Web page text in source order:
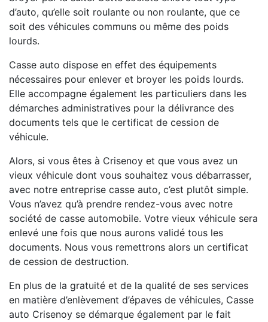
d’auto, qu’elle soit roulante ou non roulante, que ce
soit des véhicules communs ou même des poids
lourds.
Casse auto dispose en effet des équipements
nécessaires pour enlever et broyer les poids lourds.
Elle accompagne également les particuliers dans les
démarches administratives pour la délivrance des
documents tels que le certificat de cession de
véhicule.
Alors, si vous êtes à Crisenoy et que vous avez un
vieux véhicule dont vous souhaitez vous débarrasser,
avec notre entreprise casse auto, c’est plutôt simple.
Vous n’avez qu’à prendre rendez-vous avec notre
société de casse automobile. Votre vieux véhicule sera
enlevé une fois que nous aurons validé tous les
documents. Nous vous remettrons alors un certificat
de cession de destruction.
En plus de la gratuité et de la qualité de ses services
en matière d’enlèvement d’épaves de véhicules, Casse
auto Crisenoy se démarque également par le fait